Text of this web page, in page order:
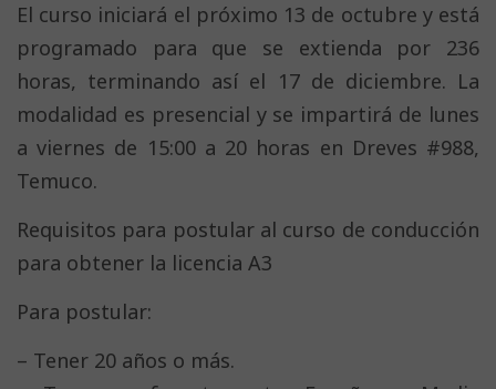
El curso iniciará el próximo 13 de octubre y está
programado para que se extienda por 236
horas, terminando así el 17 de diciembre. La
modalidad es presencial y se impartirá de lunes
a viernes de 15:00 a 20 horas en Dreves #988,
Temuco.
Requisitos para postular al curso de conducción
para obtener la licencia A3
Para postular:
– Tener 20 años o más.